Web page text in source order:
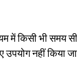
में किसी भी समय
नहीं किया